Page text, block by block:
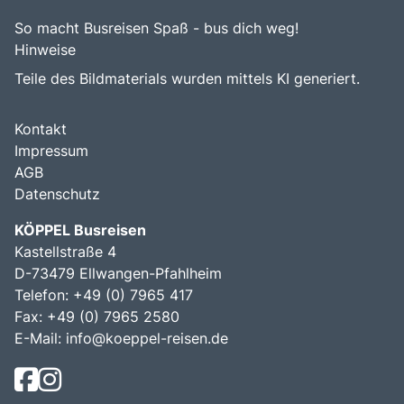
So macht Busreisen Spaß - bus dich weg!
Hinweise
Teile des Bildmaterials wurden mittels KI generiert.
Kontakt
Impressum
AGB
Datenschutz
KÖPPEL Busreisen
Kastellstraße 4
D-73479 Ellwangen-Pfahlheim
Telefon: +49 (0) 7965 417
Fax: +49 (0) 7965 2580
E-Mail: info@koeppel-reisen.de